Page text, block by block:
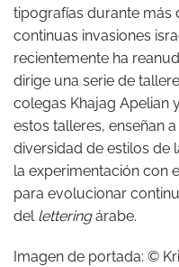
tipografías durante más
continuas invasiones
recientemente ha
dirige una serie de
colegas Khajag Apelian
estos talleres, enseñan
diversidad de estilos de
la experimentación con
para evolucionar
del letteringárabe.
Imagen de portada: ©